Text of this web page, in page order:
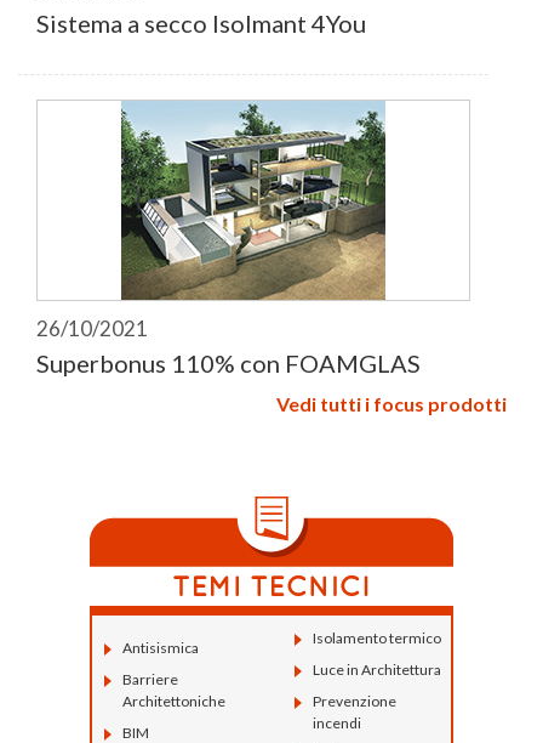
Sistema a secco Isolmant 4You
26/10/2021
Superbonus 110% con FOAMGLAS
Vedi tutti i focus prodotti
Antisismica
Barriere
Architettoniche
BIM
Isolamento termico
Luce in Architettura
Prevenzione
incendi